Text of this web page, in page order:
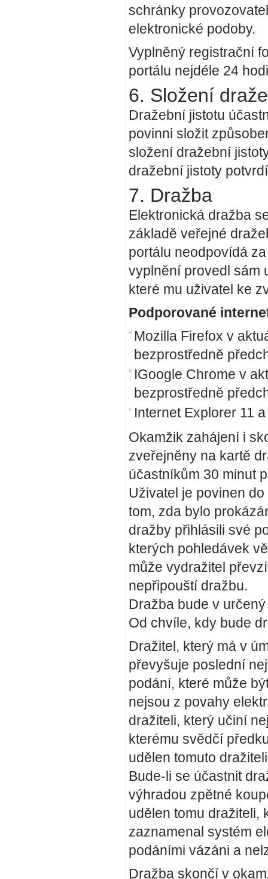
schránky
elektronické podoby.
Vyplněný registrační
portálu nejdéle 24
6. Složení
Dražební jistotu
povinni složit
složení dražební
dražební jistoty
7. Dražba
Elektronická dražba
základě veřejné
portálu neodpovídá
vyplnění provedl sám
které mu uživatel ke
Podporované
Mozilla Firefox v
bezprostředně
IGoogle Chrome v
bezprostředně
Internet Explorer 11
Okamžik zahájení i
zveřejněny na kartě
účastníkům 30 minut
Uživatel je povinen
tom, zda bylo
dražby přihlásili své
kterých pohledávek
může vydražitel
nepřipouští dražbu.
Dražba bude v
Od chvíle, kdy bude
Dražitel, který má v
převyšuje poslední
podání, které může
nejsou z povahy
dražiteli, který učiní
kterému svědčí
udělen tomuto
Bude-li se účastnit
výhradou zpětné
udělen tomu dražiteli,
zaznamenal systém
podáními vázáni a
Dražba skončí v